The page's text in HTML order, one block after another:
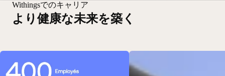
Withingsでのキャリア
より健康な未来を築く